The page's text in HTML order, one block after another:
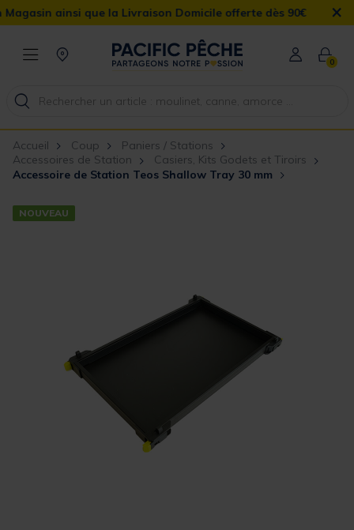
ainsi que la Livraison Domicile offerte dès 90€ ×
0
Accueil Coup
Paniers / Stations
Accessoires de Station
Casiers, Kits Godets et Tiroirs
Accessoire de Station Teos Shallow Tray 30 mm
NOUVEAU